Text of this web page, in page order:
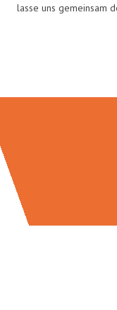
lasse uns gemeinsam